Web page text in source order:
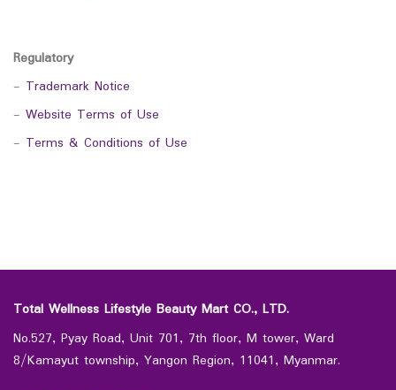
Regulatory
- Trademark Notice
- Website Terms of Use
- Terms & Conditions of Use
Total Wellness Lifestyle Beauty Mart CO., LTD.
No.527, Pyay Road, Unit 701, 7th floor, M tower, Ward
8/Kamayut township, Yangon Region, 11041, Myanmar.